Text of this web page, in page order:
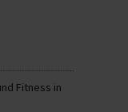
Fitness in